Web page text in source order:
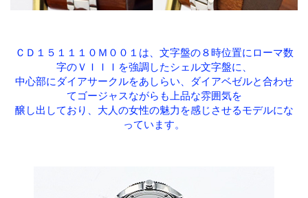
ＣＤ１５１１１０Ｍ００１は、文字盤の８時位置にローマ数
字のＶＩＩＩを強調したシェル文字盤に、
中心部にダイアサークルをあしらい、ダイアベゼルと合わせ
てゴージャスながらも上品な雰囲気を
醸し出しており、大人の女性の魅力を感じさせるモデルにな
っています。